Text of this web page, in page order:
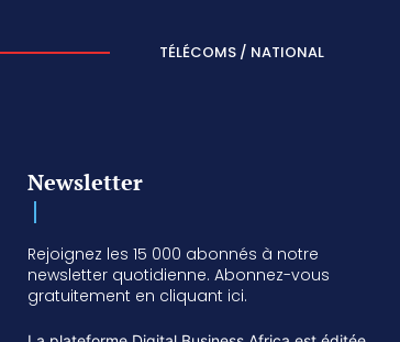
TÉLÉCOMS / NATIONAL
Newsletter
Rejoignez les 15 000 abonnés à notre
newsletter quotidienne. Abonnez-vous
gratuitement en cliquant ici.